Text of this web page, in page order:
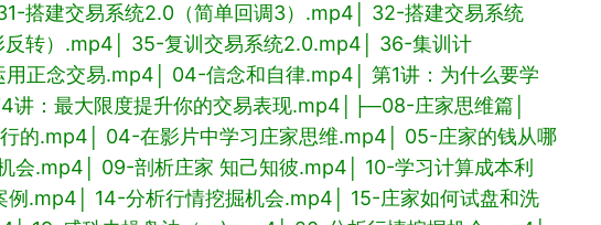
31-搭建交易系统2.0（简单回调3）.mp4 │ 32-搭建交易系统
反转）.mp4 │ 35-复训交易系统2.0.mp4 │ 36-集训计
用正念交易.mp4 │ 04-信念和自律.mp4 │ 第1讲：为什么要学
4讲：最大限度提升你的交易表现.mp4 ├─08-庄家思维篇
的.mp4 │ 04-在影片中学习庄家思维.mp4 │ 05-庄家的钱从哪
会.mp4 │ 09-剖析庄家 知己知彼.mp4 │ 10-学习计算成本利
例.mp4 │ 14-分析行情挖掘机会.mp4 │ 15-庄家如何试盘和洗